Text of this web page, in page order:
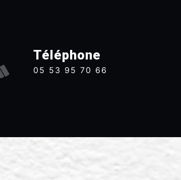
Téléphone
05 53 95 70 66